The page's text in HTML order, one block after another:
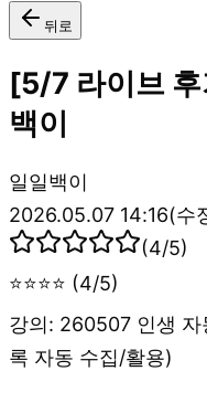
뒤로
[5/7 라이브
백이
일일백이
2026.05.07 14:16(수
(4/5)
⭐⭐⭐⭐ (4/5)
강의: 260507 인생 자
록 자동 수집/활용)